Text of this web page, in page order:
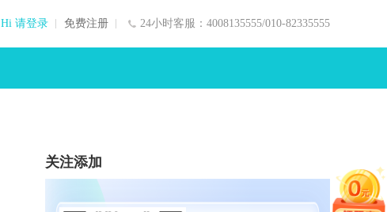
24小时客服：4008135555/010-82335555
Hi 请登录 免费注册
关注添加